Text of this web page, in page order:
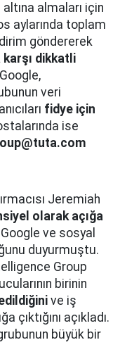
altına almaları için
aylarında toplam
göndererek
karşı dikkatli
veri
fidye için
ise
Jeremiah
olarak açığa
ve sosyal
duyurmuştu.
Group
birinin
ve iş
çıktığını açıkladı.
büyük bir